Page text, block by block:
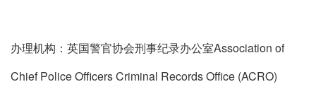
办理机构：英国警官协会刑事纪录办公室Association of
Chief Police Officers Criminal Records Office (ACRO)